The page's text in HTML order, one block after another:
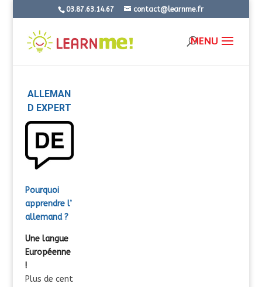
03.87.63.14.67 contact@learnme.fr
ALLEMAN
D EXPERT
Pourquoi
apprendre l’
allemand?
Une langue
Européenne
!
Plus de cent